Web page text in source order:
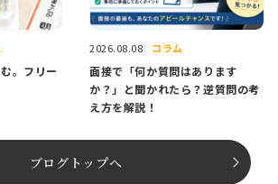
。フリー
2026.08.08 コラム
面接で「何か質問はあります
か？」と聞かれたら？逆質問の考
え方を解説！
ブログトップへ